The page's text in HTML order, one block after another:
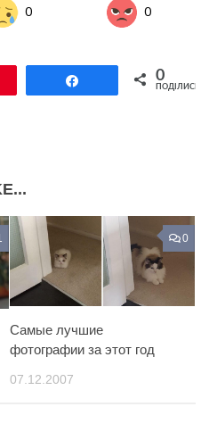
0 0
Поділитися0
ПОДІЛИСЬ
0
Самые лучшие
фотографии за этот год
07.12.2007